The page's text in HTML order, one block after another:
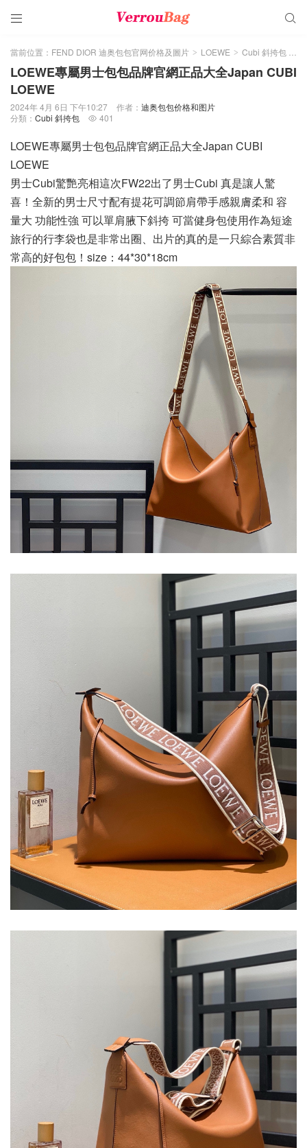
 
當前位置： FEND DIOR 迪奥包包官网价格及圖片 > LOEWE > Cubi 斜挎包 >
LOEWE專屬男士包包品牌官網正品大全Japan CUBI
LOEWE
2024年 4月 6日 下午10:27 作者： 迪奥包包价格和图片
分類： Cubi 斜挎包  401
LOEWE專屬男士包包品牌官網正品大全Japan CUBI
LOEWE
男士Cubi驚艷亮相這次FW22出了男士Cubi 真是讓人驚
喜！全新的男士尺寸配有提花可調節肩帶手感親膚柔和 容
量大 功能性強 可以單肩腋下斜挎 可當健身包使用作為短途
旅行的行李袋也是非常出圈、出片的真的是一只綜合素質非
常高的好包包！size：44*30*18cm